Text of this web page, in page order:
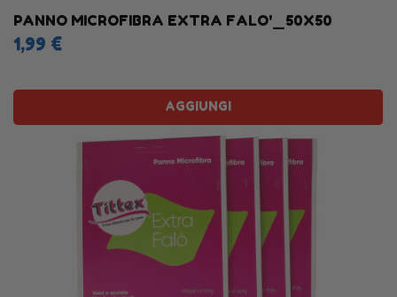
PANNO MICROFIBRA EXTRA FALO'_50X50
1,99 €
AGGIUNGI